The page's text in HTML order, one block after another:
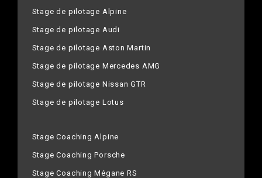
Stage de pilotage Alpine
Stage de pilotage Audi
Stage de pilotage Aston Martin
Stage de pilotage Mercedes AMG
Stage de pilotage Nissan GTR
Stage de pilotage Lotus
Stage Coaching Alpine
Stage Coaching Porsche
Stage Coaching Mégane RS